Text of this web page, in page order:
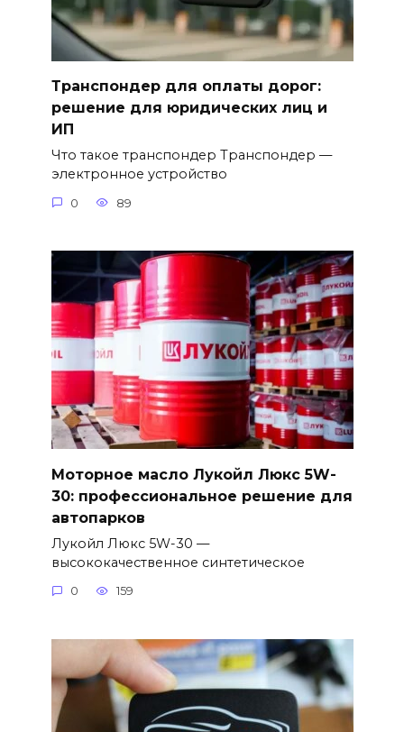
Транспондер для оплаты дорог:
решение для юридических лиц и
ИП
Что такое транспондер Транспондер —
электронное устройство
0 89
Моторное масло Лукойл Люкс 5W-
30: профессиональное решение для
автопарков
Лукойл Люкс 5W-30 —
высококачественное синтетическое
0 159